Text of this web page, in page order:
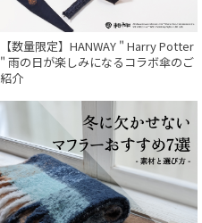
【数量限定】HANWAY " Harry Potter
" 雨の日が楽しみになるコラボ傘のご
紹介